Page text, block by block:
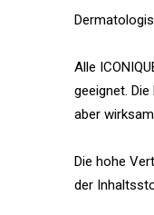
Alle
geeignet.
aber
Die hohe
der